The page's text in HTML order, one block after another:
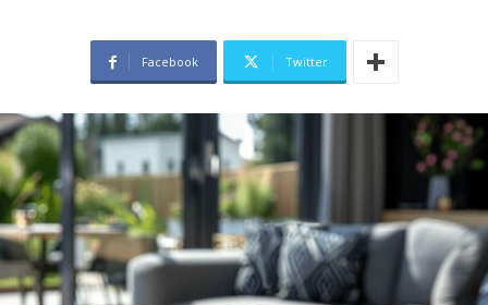
Facebook Twitter